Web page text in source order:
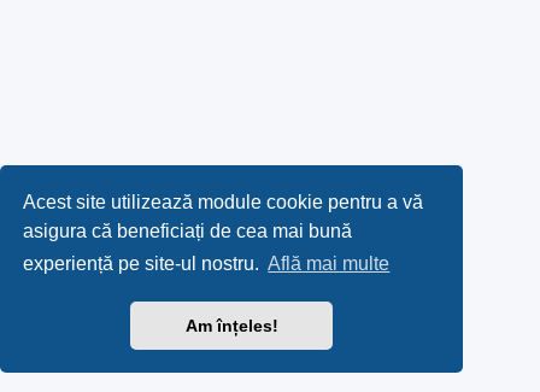
Acest site utilizează module cookie pentru a vă
asigura că beneficiați de cea mai bună
experiență pe site-ul nostru. Află mai multe
Am înțeles!